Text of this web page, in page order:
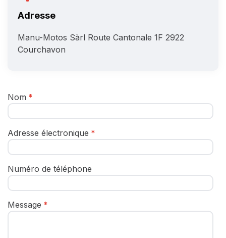
Adresse
Manu-Motos Sàrl Route Cantonale 1F 2922
Courchavon
Nom
Adresse électronique
Numéro de téléphone
Message